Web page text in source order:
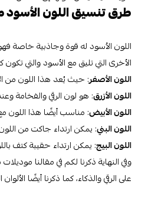
طرق تنسيق اللون الأسود
اللون الأسود له قوة وجاذبية خاصة
الأخرى التي تليق مع الأسود والتي تكون
اللون الأصفر: حيث يُعد هذا اللون من
اللون الأزرق: هو لون الرقي والفخامة
اللون الأبيض: مناسب أيضًا هذا اللون
اللون البني: يمكن ارتداء جاكت من
اللون البيج: يمكن ارتداء حقيبة كتف
وفي النهاية ذكرنا لكم في مقالنا
على الرقي والذكاء، كما ذكرنا أيضًا